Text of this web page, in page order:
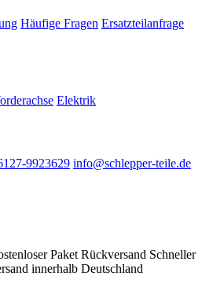
Häufige Fragen Ersatzteilanfrage
Elektrik
9923629 info@schlepper-teile.de
Paket Rückversand Schneller
innerhalb Deutschland